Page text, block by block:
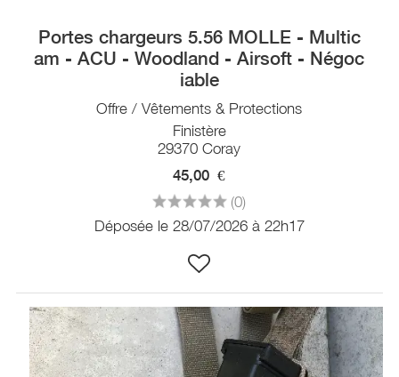
Portes chargeurs 5.56 MOLLE - Multic
am - ACU - Woodland - Airsoft - Négoc
iable
Offre / Vêtements & Protections
Finistère
29370 Coray
45,00 €
(0)
Déposée le 28/07/2026 à 22h17